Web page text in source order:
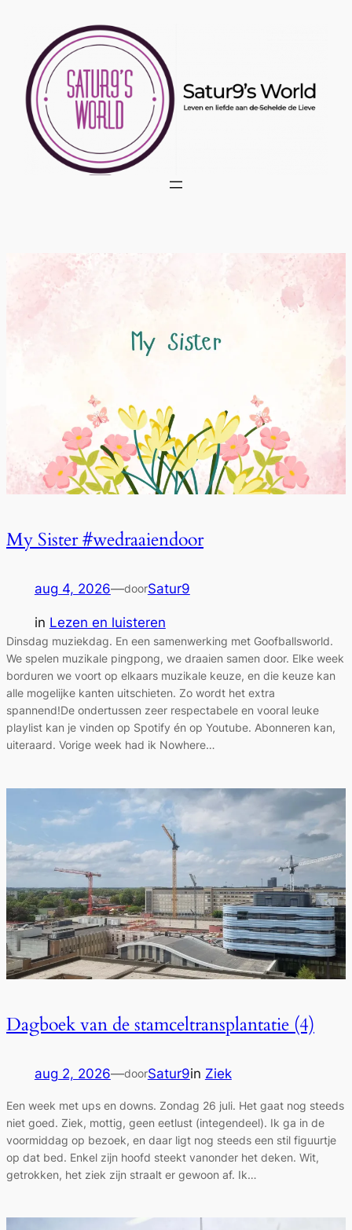
My Sister #wedraaiendoor
aug 4, 2026—doorSatur9
in Lezen en luisteren
Dinsdag muziekdag. En een samenwerking met Goofballsworld.
We spelen muzikale pingpong, we draaien samen door. Elke week
borduren we voort op elkaars muzikale keuze, en die keuze kan
alle mogelijke kanten uitschieten. Zo wordt het extra
spannend!De ondertussen zeer respectabele en vooral leuke
playlist kan je vinden op Spotify én op Youtube. Abonneren kan,
uiteraard. Vorige week had ik Nowhere…
Dagboek van de stamceltransplantatie (4)
aug 2, 2026—doorSatur9in Ziek
Een week met ups en downs. Zondag 26 juli. Het gaat nog steeds
niet goed. Ziek, mottig, geen eetlust (integendeel). Ik ga in de
voormiddag op bezoek, en daar ligt nog steeds een stil figuurtje
op dat bed. Enkel zijn hoofd steekt vanonder het deken. Wit,
getrokken, het ziek zijn straalt er gewoon af. Ik…